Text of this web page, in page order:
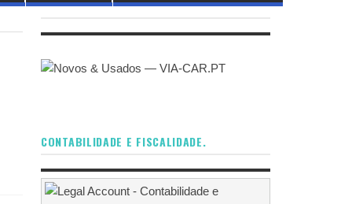
CONTABILIDADE E FISCALIDADE.